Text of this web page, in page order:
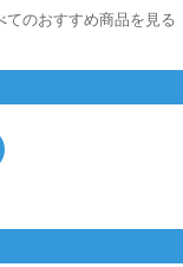
てのおすすめ商品を見る